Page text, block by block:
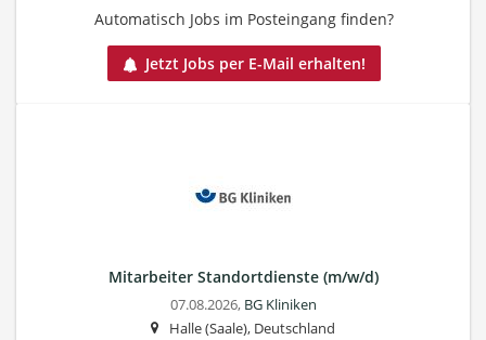
Automatisch Jobs im Posteingang finden?
Jetzt Jobs per E-Mail erhalten!
Mitarbeiter Standortdienste (m/w/d)
07.08.2026, BG Kliniken
Halle (Saale), Deutschland